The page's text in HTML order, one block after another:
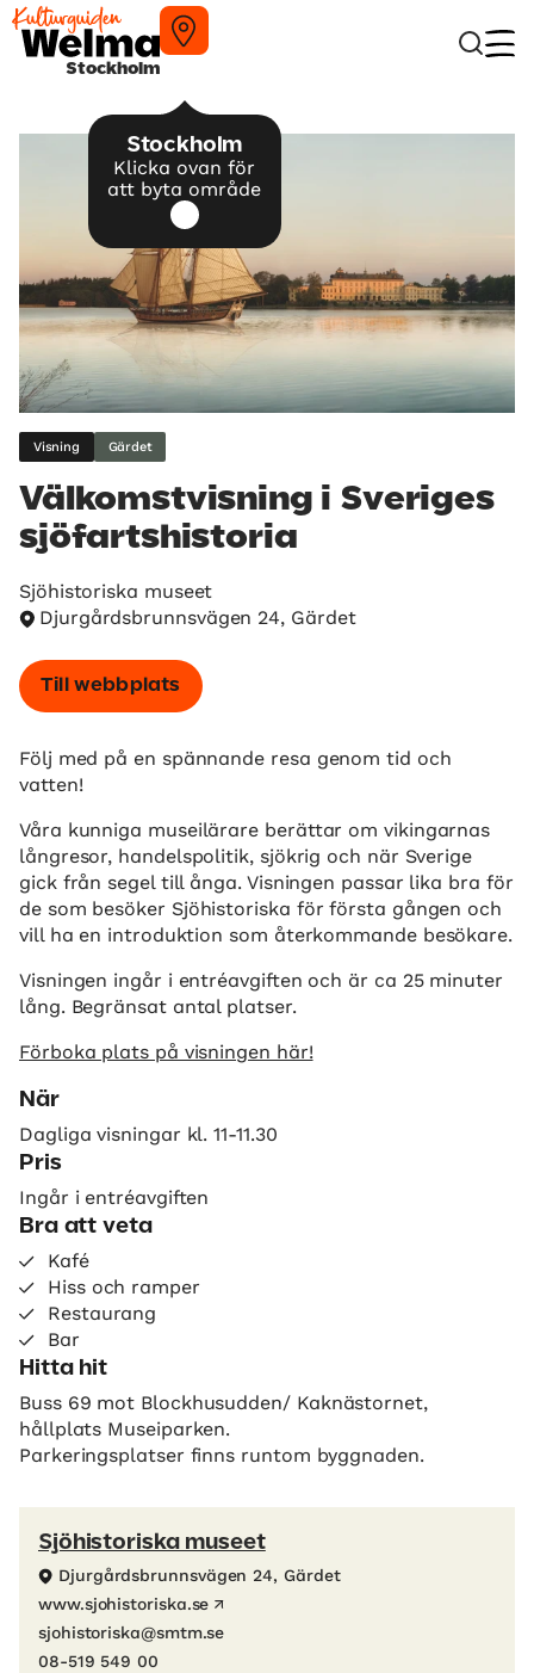
Stockholm
Stockholm
Klicka ovan för
att byta område
Visning Gärdet
Välkomstvisning i Sveriges
sjöfartshistoria
Sjöhistoriska museet
Djurgårdsbrunnsvägen 24, Gärdet
Till webbplats
Följ med på en spännande resa genom tid och
vatten!
Våra kunniga museilärare berättar om vikingarnas
långresor, handelspolitik, sjökrig och när Sverige
gick från segel till ånga. Visningen passar lika bra för
de som besöker Sjöhistoriska för första gången och
vill ha en introduktion som återkommande besökare.
Visningen ingår i entréavgiften och är ca 25 minuter
lång. Begränsat antal platser.
Förboka plats på visningen här!
När
Dagliga visningar kl. 11-11.30
Pris
Ingår i entréavgiften
Bra att veta
Kafé
Hiss och ramper
Restaurang
Bar
Hitta hit
Buss 69 mot Blockhusudden/ Kaknästornet,
hållplats Museiparken.
Parkeringsplatser finns runtom byggnaden.
Sjöhistoriska museet
Djurgårdsbrunnsvägen 24, Gärdet
www.sjohistoriska.se
sjohistoriska@smtm.se
08-519 549 00